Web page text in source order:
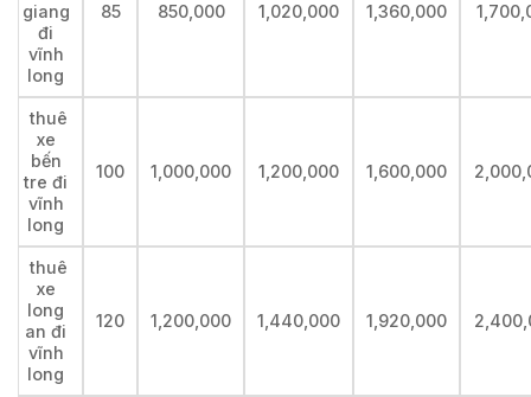
giang
đi
vĩnh
long
85 850,000 1,020,000 1,360,000
thuê
xe
bến
tre đi
vĩnh
long
100 1,000,000 1,200,000 1,600,000
thuê
xe
long
an đi
vĩnh
long
120 1,200,000 1,440,000 1,920,000